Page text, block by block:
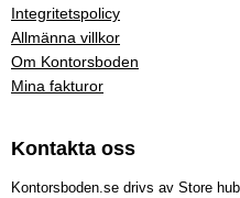
Integritetspolicy
Allmänna villkor
Om Kontorsboden
Mina fakturor
Kontakta oss
Kontorsboden.se drivs av Store